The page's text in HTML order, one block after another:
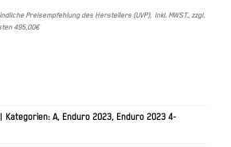
Preisempfehlung des Herstellers (UVP), inkl. MWST., zzgl.
495,00€
Kategorien: A, Enduro 2023, Enduro 2023 4-